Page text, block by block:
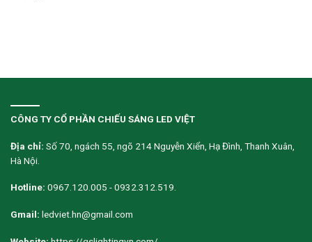
CÔNG TY CỔ PHẦN CHIẾU SÁNG LED VIỆT
Địa chỉ: Số 70, ngách 55, ngõ 214 Nguyễn Xiển, Hạ Đình, Thanh Xuân,
Hà Nội.
Hotline: 0967.120.005 - 0932.312.519.
Gmail: ledviet.hn@gmail.com